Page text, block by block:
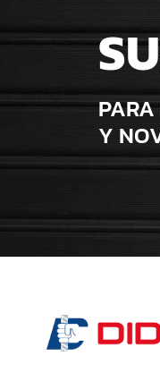
PARA
Y